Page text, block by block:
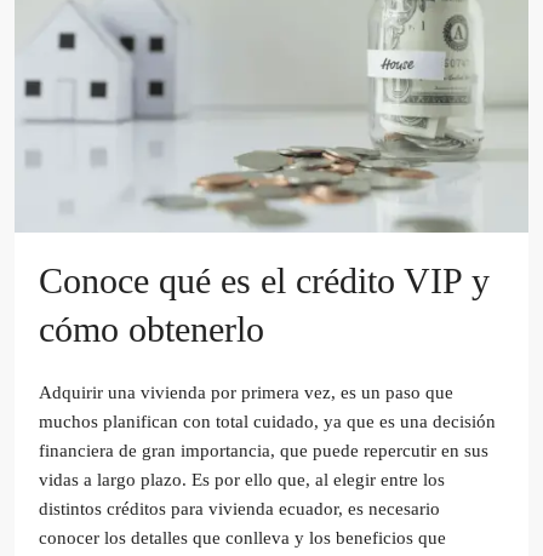
Conoce qué es el crédito VIP y
cómo obtenerlo
Adquirir una vivienda por primera vez, es un paso que
muchos planifican con total cuidado, ya que es una decisión
financiera de gran importancia, que puede repercutir en sus
vidas a largo plazo. Es por ello que, al elegir entre los
distintos créditos para vivienda ecuador, es necesario
conocer los detalles que conlleva y los beneficios que